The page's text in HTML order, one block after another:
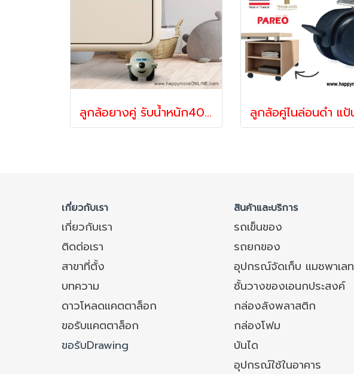
ลูกล้อยางคู่ รับน้ำหนัก40-60กก.แป้นหมุน ล้อเฟอร์นิเจอร์ ไม่ทำพื้นเป็นรอย รุ่น การ์ตูนเครื่องบิน ยี่ห้อTente 21334
เกี่ยวกับเรา สินค้าและบริการ
เกี่ยวกับเรา รถเข็นของ
ติดต่อเรา
รถยกของ
สาขาที่ตั้ง
อุปกรณ์จัดเก็บ แมชพาเลท
บทความ
ชั้นวางของเอนกประสงค์
ดาวโหลดแคตตาล็อก
กล่องลังพลาสติก
ขอรับแคตตาล็อก
กล่องโฟม
ขอรับDrawing
บันได
อุปกรณ์ใช้ในอาคาร